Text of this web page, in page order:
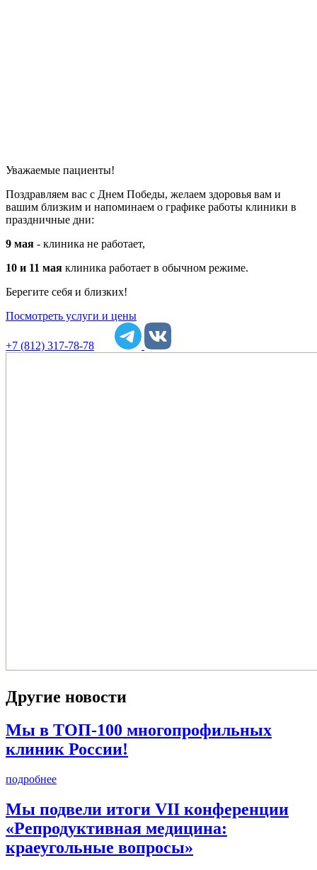
Уважаемые пациенты!
Поздравляем вас с Днем Победы, желаем здоровья вам и
вашим близким и напоминаем о графике работы клиники в
праздничные дни:
9 мая - клиника не работает,
10 и 11 мая клиника работает в обычном режиме.
Берегите себя и близких!
Посмотреть услуги и цены
+7 (812) 317-78-78
Другие новости
Мы в ТОП-100 многопрофильных
клиник России!
подробнее
Мы подвели итоги VII конференции
«Репродуктивная медицина:
краеугольные вопросы»